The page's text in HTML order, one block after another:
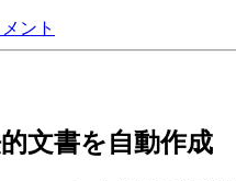
ント
文書を自動作成